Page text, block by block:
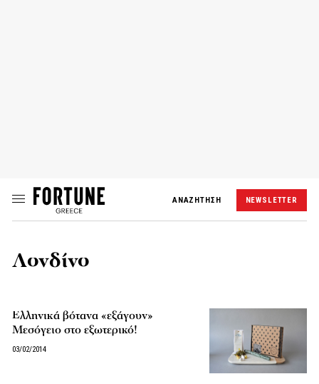
ΑΝΑΖΗΤΗΣΗ NEWSLETTER
Λονδίνο
Ελληνικά βότανα «εξάγουν»
Μεσόγειο στο εξωτερικό!
03/02/2014